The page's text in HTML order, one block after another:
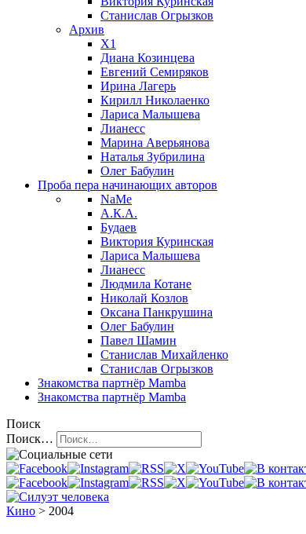
Станислав Огрызков
Архив
X1
Диана Козинцева
Евгений Семиряков
Ирина Лагерь
Кирилл Николаенко
Лариса Малышева
Лианесс
Марина Аверьянова
Наталья Зубрилина
Олег Бабулин
Проба пера начинающих авторов
NaMe
А.К.А.
Будаев
Виктория Куринская
Лариса Малышева
Лианесс
Людмила Котане
Николай Козлов
Оксана Панкрушина
Олег Бабулин
Павел Шамин
Станислав Михайленко
Станислав Огрызков
Знакомства партнёр Mamba
Знакомства партнёр Mamba
Поиск
Поиск…
Кино > 2004